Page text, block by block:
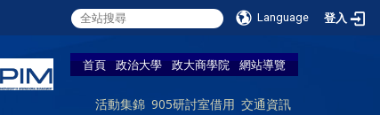
Language 登入
首頁 政治大學 政大商學院 網站導覽
活動集錦 905研討室借用 交通資訊